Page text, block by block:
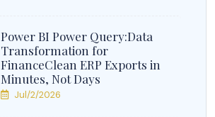
Power BI Power Query:Data
Transformation for
FinanceClean ERP Exports in
Minutes, Not Days
Jul/2/2026